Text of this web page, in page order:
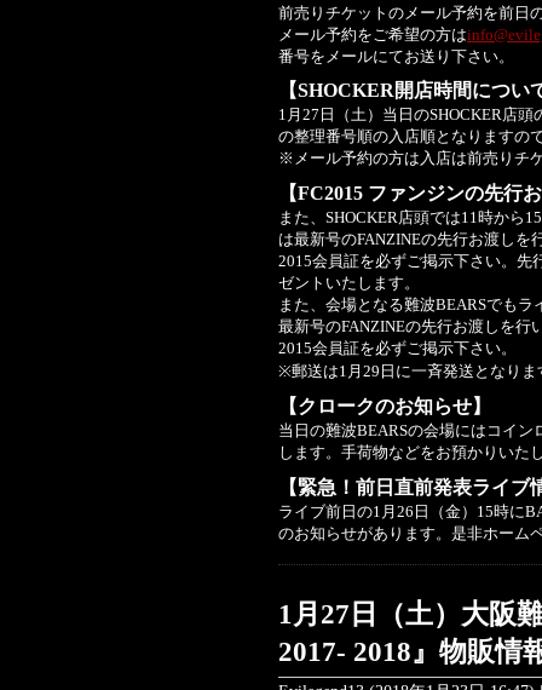
前売りチケットのメール予約を前日
メール予約をご希望の方は
番号をメールにてお送り下さい。
【SHOCKER開店時間につい
1月27日（土）当日のSHOCKER店
の整理番号順の入店順となりますの
※メール予約の方は入店は前売りチ
【FC2015 ファンジンの先行
また、SHOCKER店頭では11時から
は最新号のFANZINEの先行お渡しを
2015会員証を必ずご掲示下さい。先
ゼントいたします。
また、会場となる難波BEARSでも
最新号のFANZINEの先行お渡しを行
2015会員証を必ずご掲示下さい。
※郵送は1月29日に一斉発送となりま
【クロークのお知らせ】
当日の難波BEARSの会場にはコイ
します。手荷物などをお預かりいた
【緊急！前日直前発表ライブ
ライブ前日の1月26日（金）15時に
のお知らせがあります。是非ホーム
1月27日（土）大阪
2017- 2018』物販情